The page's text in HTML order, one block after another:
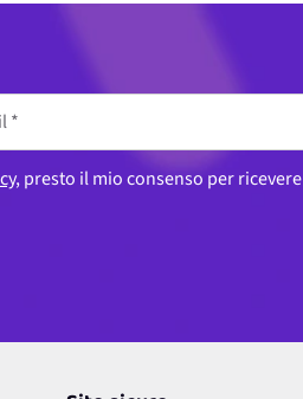
, presto il mio consenso per ricevere